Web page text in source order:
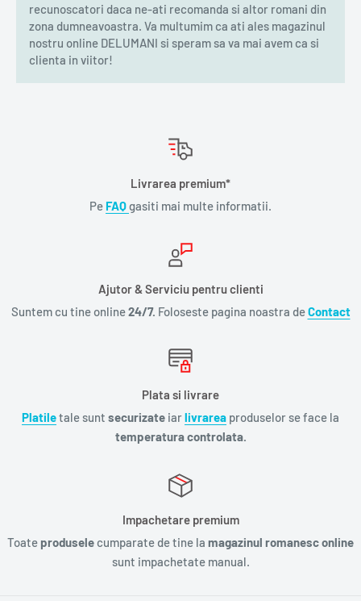
recunoscatori daca ne-ati recomanda si altor romani din
zona dumneavoastra. Va multumim ca ati ales magazinul
nostru online DELUMANI si speram sa va mai avem ca si
clienta in viitor!
Livrarea premium*
Pe FAQgasiti mai multe informatii.
Ajutor & Serviciu pentru clienti
Suntem cu tine online24/7. Foloseste pagina noastra deContact
Plata si livrare
Platiletale sunt securizate iarlivrarea produselor se face la
temperatura controlata.
Impachetare premium
Toate produsele cumparate de tine la magazinul romanesc online
sunt impachetate manual.